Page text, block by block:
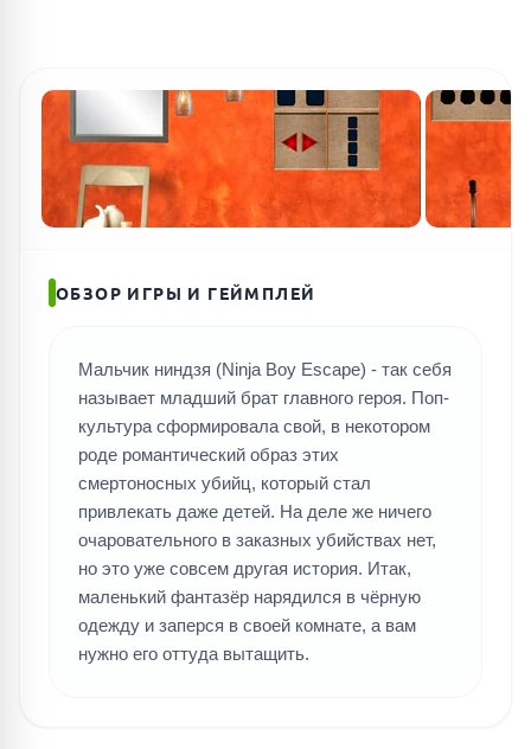
ОБЗОР ИГРЫ И ГЕЙМПЛЕЙ
Мальчик ниндзя (Ninja Boy Escape) - так себя
называет младший брат главного героя. Поп-
культура сформировала свой, в некотором
роде романтический образ этих
смертоносных убийц, который стал
привлекать даже детей. На деле же ничего
очаровательного в заказных убийствах нет,
но это уже совсем другая история. Итак,
маленький фантазёр нарядился в чёрную
одежду и заперся в своей комнате, а вам
нужно его оттуда вытащить.